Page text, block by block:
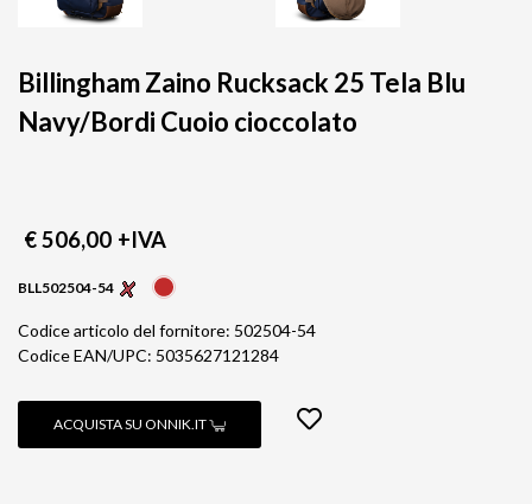
Billingham Zaino Rucksack 25 Tela Blu
Navy/Bordi Cuoio cioccolato
€ 506,00 +IVA
BLL502504-54
Codice articolo del fornitore: 502504-54
Codice EAN/UPC: 5035627121284
ACQUISTA SU ONNIK.IT